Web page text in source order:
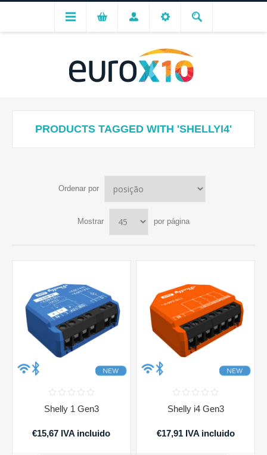
PRODUCTS TAGGED WITH 'SHELLYI4'
Ordenar por
Mostrar por página
Shelly 1 Gen3
€15,67 IVA incluido
Shelly i4 Gen3
€17,91 IVA incluido